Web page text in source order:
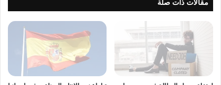
و
و
ل
آ
مقالات ذات صلة